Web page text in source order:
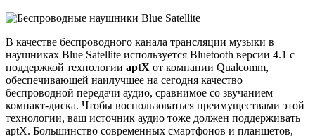
В качестве беспроводного канала трансляции музыки в
наушниках Blue Satellite используется Bluetooth версии 4.1 с
поддержкой технологии aptX от компании Qualcomm,
обеспечивающей наилучшее на сегодня качество
беспроводной передачи аудио, сравнимое со звучанием
компакт-диска. Чтобы воспользоваться преимуществами этой
технологии, ваш источник аудио тоже должен поддерживать
aptX. Большинство современных смартфонов и планшетов,